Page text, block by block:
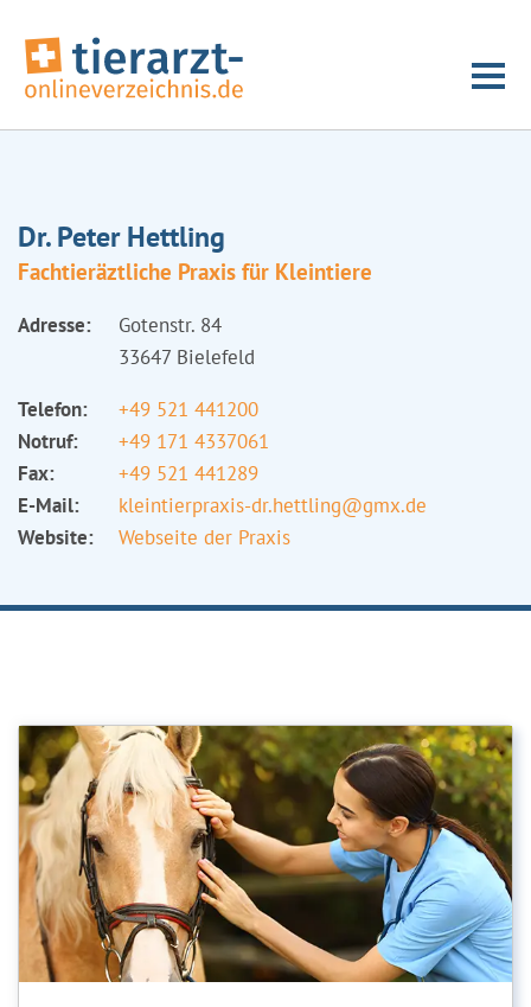
Dr. Peter Hettling
Fachtieräztliche Praxis für Kleintiere
Adresse:
Gotenstr. 84
33647 Bielefeld
Telefon:
+49 521 441200
Notruf:
+49 171 4337061
Fax:
+49 521 441289
E-Mail:
kleintierpraxis-dr.hettling@gmx.de
Website:
Webseite der Praxis